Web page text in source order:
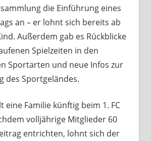
die Einführung eines
an – er lohnt sich bereits ab
Außerdem gab es Rückblicke
Spielzeiten in den
Sportarten und neue Infos zur
des Sportgeländes.
eine Familie künftig beim 1. FC
volljährige Mitglieder 60
entrichten, lohnt sich der